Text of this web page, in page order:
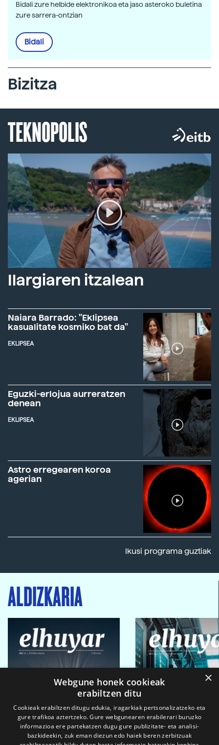
Bidali zure helbide elektronikoa eta jaso asteroko buletina
zure sarrera-ontzian
Bidali
Bizitza
TEKNOPOLIS
Ilargiaren itzalean
Naiara Barrado: "Eklipsea
kasualitate kosmiko bat da"
EKLIPSEA
Eguzki-erlojua aurreratzen
denean
EKLIPSEA
Astro erregearen koroa
agerian
Ikusi programa guztiak
ALDIZKARIA
×
Webgune honek cookieak
erabiltzen ditu
Cookieak erabiltzen ditugu edukia, iragarkiak pertsonalizatzeko eta
gure trafikoa aztertzeko. Gure webgunearen erabilerari buruzko
informazioa ere partekatzen dugu gure publizitate- eta analisi-
bazkideekin, zuk eman diezun edo haiek beren zerbitzuak